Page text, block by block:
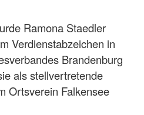
Ramona Staedler
Verdienstabzeichen in
Brandenburg
als stellvertretende
Ortsverein Falkensee